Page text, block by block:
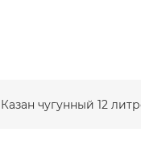
Казан чугунный 12